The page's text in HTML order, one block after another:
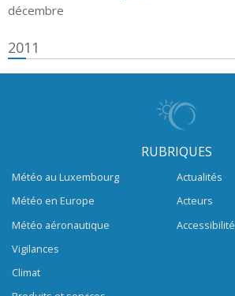
décembre
2011
RUBRIQUES
Météo au Luxembourg
Météo en Europe
Météo aéronautique
Vigilances
Climat
Actualités
Acteurs
Accessibilité